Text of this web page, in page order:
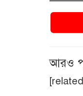
🚨
আরও